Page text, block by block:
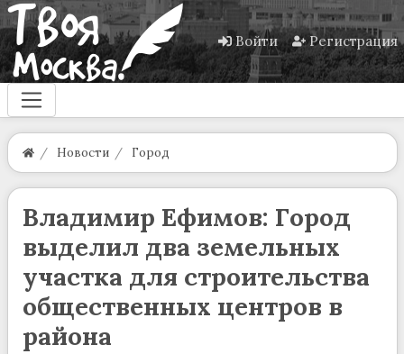
Войти Регистрация
Новости Город
Владимир Ефимов: Город
выделил два земельных
участка для строительства
общественных центров в
района